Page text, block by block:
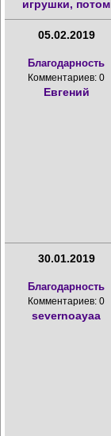
игрушки, потом
05.02.2019
Благодарность
Комментариев: 0
Евгений
30.01.2019
Благодарность
Комментариев: 0
severnoayaa